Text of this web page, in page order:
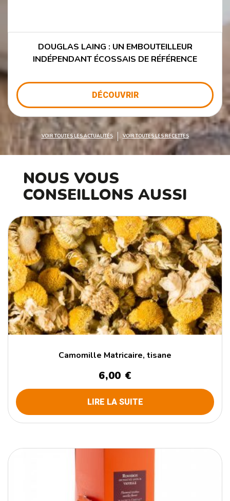
DOUGLAS LAING : UN EMBOUTEILLEUR
INDÉPENDANT ÉCOSSAIS DE RÉFÉRENCE
DÉCOUVRIR
VOIR TOUTES LES ACTUALITÉS VOIR TOUTES LES RECETTES
NOUS VOUS
CONSEILLONS AUSSI
Camomille Matricaire, tisane
6,00 €
LIRE LA SUITE